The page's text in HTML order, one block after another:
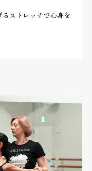
ストレッチで心身を